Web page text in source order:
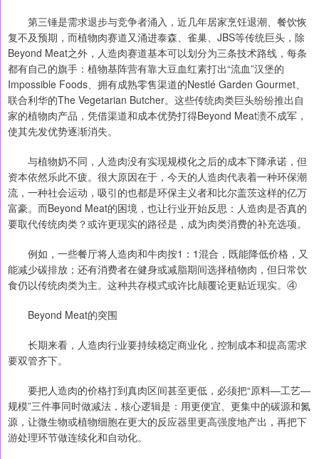
第三锤是需求退步与竞争者涌入，近几年居家烹饪退潮、餐饮恢
复不及预期，而植物肉赛道又涌进泰森、雀巢、JBS等传统巨头，除
Beyond Meat之外，人造肉赛道基本可以划分为三条技术路线，每条
都有自己的旗手：植物基阵营有靠大豆血红素打出“流血”汉堡的
Impossible Foods、拥有成熟零售渠道的Nestlé Garden Gourmet、
联合利华的The Vegetarian Butcher。这些传统肉类巨头纷纷推出自
家的植物肉产品，凭借渠道和成本优势打得Beyond Meat溃不成军，
使其先发优势逐渐消失。
与植物奶不同，人造肉没有实现规模化之后的成本下降承诺，但
资本依然乐此不疲。很大原因在于，今天的人造肉代表着一种环保潮
流，一种社会运动，吸引的也都是环保主义者和比尔盖茨这样的亿万
富豪。而Beyond Meat的困境，也让行业开始反思：人造肉是否真的
要取代传统肉类？或许更现实的路径是，成为肉类消费的补充选项。
例如，一些餐厅将人造肉和牛肉按1：1混合，既能降低价格，又
能减少碳排放；还有消费者在健身或减脂期间选择植物肉，但日常饮
食仍以传统肉类为主。这种共存模式或许比颠覆论更贴近现实。④
Beyond Meat的突围
长期来看，人造肉行业要持续稳定商业化，控制成本和提高需求
要双管齐下。
要把人造肉的价格打到真肉区间甚至更低，必须把“原料—工艺—
规模”三件事同时做减法，核心逻辑是：用更便宜、更集中的碳源和氮
源，让微生物或植物细胞在更大的反应器里更高强度地产出，再把下
游处理环节做连续化和自动化。